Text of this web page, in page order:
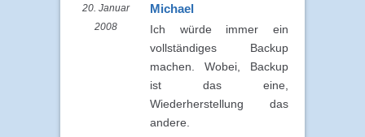
20. Januar
2008
Michael
Ich würde immer ein
vollständiges Backup
machen. Wobei, Backup
ist das eine,
Wiederherstellung das
andere.